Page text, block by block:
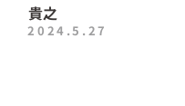
貴之
2024.5.27